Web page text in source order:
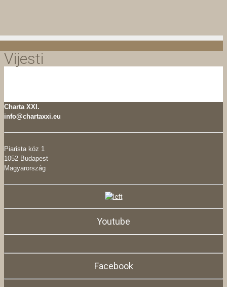
Vijesti
Charta XXI.
info@chartaxxi.eu
Piarista köz 1
1052 Budapest
Magyarország
Youtube
Facebook